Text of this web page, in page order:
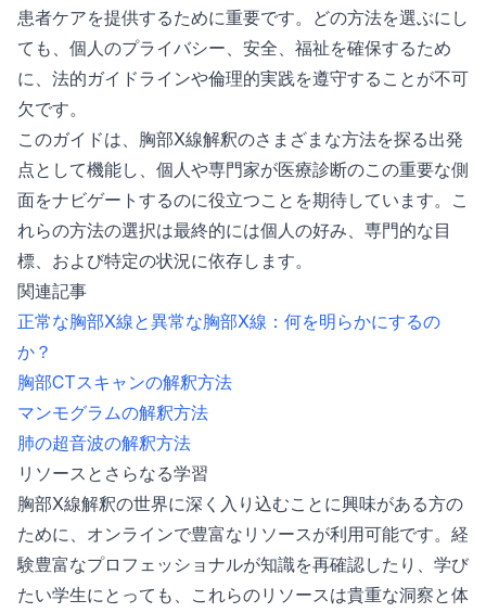
患者ケアを提供するために重要です。どの方法を選ぶにし
ても、個人のプライバシー、安全、福祉を確保するため
に、法的ガイドラインや倫理的実践を遵守することが不可
欠です。
このガイドは、胸部X線解釈のさまざまな方法を探る出発
点として機能し、個人や専門家が医療診断のこの重要な側
面をナビゲートするのに役立つことを期待しています。こ
れらの方法の選択は最終的には個人の好み、専門的な目
標、および特定の状況に依存します。
関連記事
正常な胸部X線と異常な胸部X線：何を明らかにするの
か？
胸部CTスキャンの解釈方法
マンモグラムの解釈方法
肺の超音波の解釈方法
リソースとさらなる学習
胸部X線解釈の世界に深く入り込むことに興味がある方の
ために、オンラインで豊富なリソースが利用可能です。経
験豊富なプロフェッショナルが知識を再確認したり、学び
たい学生にとっても、これらのリソースは貴重な洞察と体